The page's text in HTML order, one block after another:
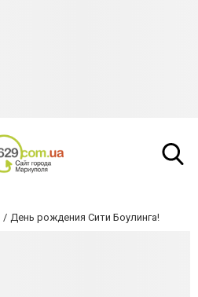
День рождения Сити Боулинга!